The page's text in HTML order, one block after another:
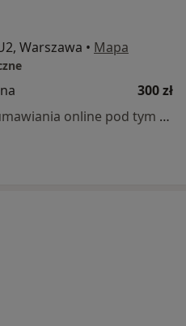
Warszawa • Mapa
300 zł
Specjalista nie oferuje umawiania online pod tym adresem.